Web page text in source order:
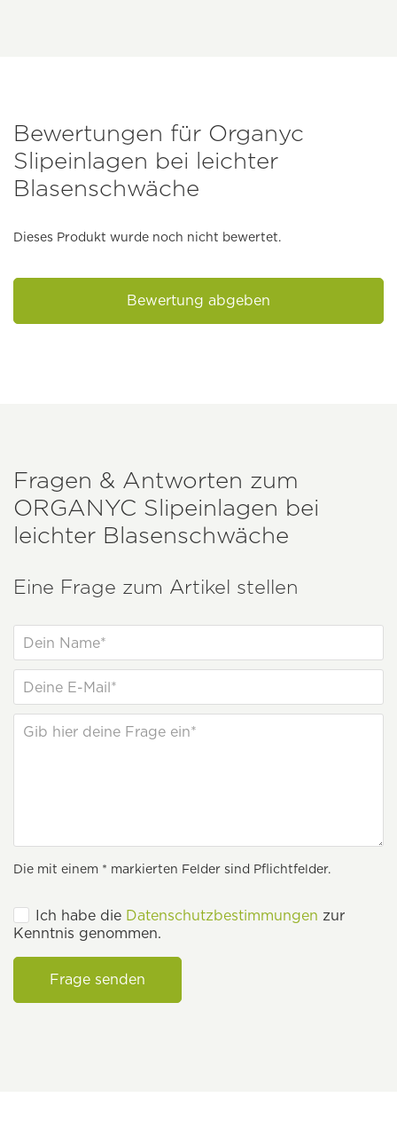
Bewertungen für Organyc
Slipeinlagen bei leichter
Blasenschwäche
Dieses Produkt wurde noch nicht bewertet.
Bewertung abgeben
Fragen & Antworten zum
ORGANYC Slipeinlagen bei
leichter Blasenschwäche
Eine Frage zum Artikel stellen
Die mit einem * markierten Felder sind Pflichtfelder.
Ich habe die Datenschutzbestimmungen zur
Kenntnis genommen.
Frage senden